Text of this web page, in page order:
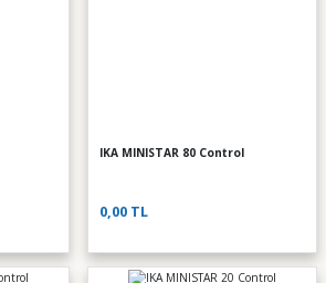
IKA MINISTAR 80 Control
0,00 TL